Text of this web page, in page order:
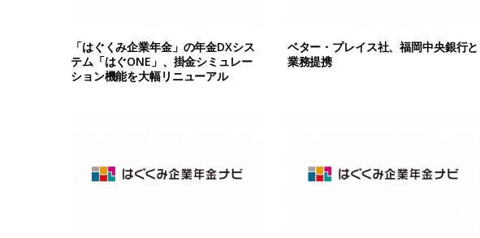
「はぐくみ企業年金」の年金DXシス
テム「はぐONE」、掛金シミュレー
ション機能を大幅リニューアル
ベター・プレイス社、福岡中央銀行と
業務提携